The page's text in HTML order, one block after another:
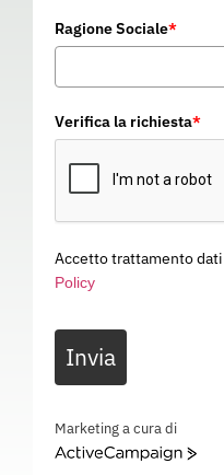
MASCHERA
SKETCHES
MASCHERA EASY-SKETCHES – EN 166 1 B
Ragione Sociale*
Verifica la richiesta*
Accetto trattamento
Policy
Invia
Marketing a cura di
ActiveCampaign